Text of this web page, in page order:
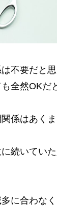
不要だと思
全然OKだ
係はあく
続いてい
に合わな